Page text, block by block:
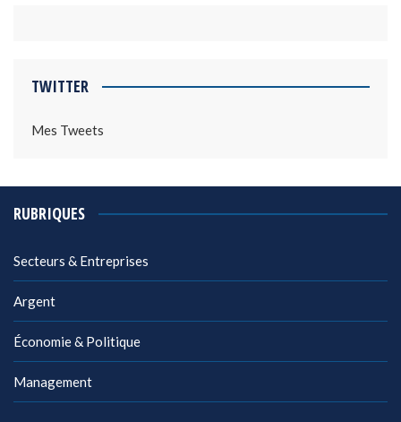
TWITTER
Mes Tweets
RUBRIQUES
Secteurs & Entreprises
Argent
Économie & Politique
Management